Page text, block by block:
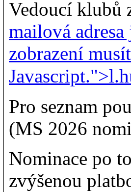
Vedoucí klubů
mailová
zobrazení
Javascript.">
Pro seznam
(MS 2026
Nominace po
zvýšenou